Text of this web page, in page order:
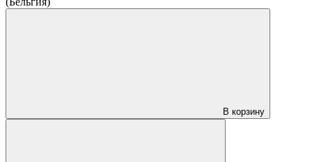
В корзину